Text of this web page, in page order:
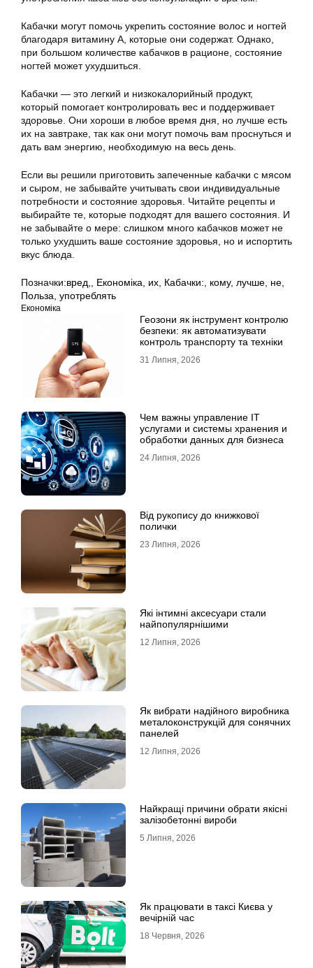
Кабачки могут помочь укрепить состояние волос и ногтей
благодаря витамину А, которые они содержат. Однако,
при большом количестве кабачков в рационе, состояние
ногтей может ухудшиться.
Кабачки — это легкий и низкокалорийный продукт,
который помогает контролировать вес и поддерживает
здоровье. Они хороши в любое время дня, но лучше есть
их на завтраке, так как они могут помочь вам проснуться и
дать вам энергию, необходимую на весь день.
Если вы решили приготовить запеченные кабачки с мясом
и сыром, не забывайте учитывать свои индивидуальные
потребности и состояние здоровья. Читайте рецепты и
выбирайте те, которые подходят для вашего состояния. И
не забывайте о мере: слишком много кабачков может не
только ухудшить ваше состояние здоровья, но и испортить
вкус блюда.
Позначки:вред, Економіка их Кабачки: кому, лучше не
Польза употреблять
Економіка
Геозони як інструмент контролю
безпеки: як автоматизувати
контроль транспорту та техніки
31 Липня, 2026
Чем важны управление IT
услугами и системы хранения и
обработки данных для бизнеса
24 Липня, 2026
Від рукопису до книжкової
полички
23 Липня, 2026
Які інтимні аксесуари стали
найпопулярнішими
12 Липня, 2026
Як вибрати надійного виробника
металоконструкцій для сонячних
панелей
12 Липня, 2026
Найкращі причини обрати якісні
залізобетонні вироби
5 Липня, 2026
Як працювати в таксі Києва у
вечірній час
18 Червня, 2026